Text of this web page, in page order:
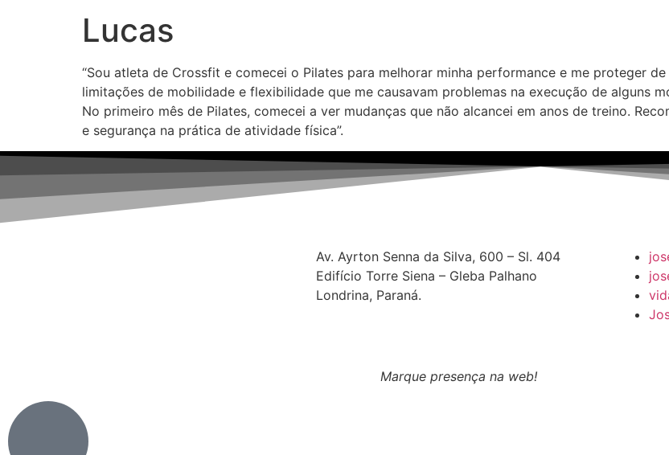
Lucas
“Sou atleta de Crossfit e comecei o Pilates para melhorar minha performance e me proteger
limitações de mobilidade e flexibilidade que me causavam problemas na execução de alguns
No primeiro mês de Pilates, comecei a ver mudanças que não alcancei em anos de treino.
e segurança na prática de atividade física”.
Av. Ayrton Senna da Silva, 600 – Sl. 404
Edifício Torre Siena – Gleba Palhano
Londrina, Paraná.
Marque presença na web!